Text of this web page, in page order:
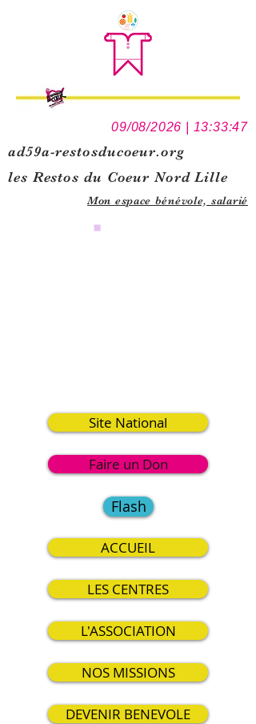
09/08/2026 | 13:33:47
ad59a-restosducoeur.org
les Restos du Coeur Nord Lille
Mon espace bénévole, salarié
Site National
Faire un Don
Flash
ACCUEIL
LES CENTRES
L'ASSOCIATION
NOS MISSIONS
DEVENIR BENEVOLE